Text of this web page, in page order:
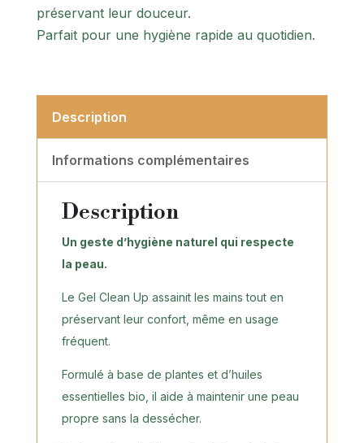
préservant leur douceur.
Parfait pour une hygiène rapide au quotidien.
Description
Informations complémentaires
Description
Un geste d’hygiène naturel qui respecte
la peau.
Le Gel Clean Up assainit les mains tout en
préservant leur confort, même en usage
fréquent.
Formulé à base de plantes et d’huiles
essentielles bio, il aide à maintenir une peau
propre sans la dessécher.